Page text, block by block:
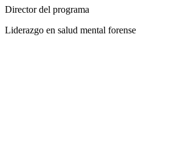
Director del programa
Liderazgo en salud mental forense